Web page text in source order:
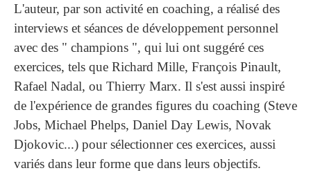
L'auteur, par son activité en coaching, a réalisé des
interviews et séances de développement personnel
avec des " champions ", qui lui ont suggéré ces
exercices, tels que Richard Mille, François Pinault,
Rafael Nadal, ou Thierry Marx. Il s'est aussi inspiré
de l'expérience de grandes figures du coaching (Steve
Jobs, Michael Phelps, Daniel Day Lewis, Novak
Djokovic...) pour sélectionner ces exercices, aussi
variés dans leur forme que dans leurs objectifs.